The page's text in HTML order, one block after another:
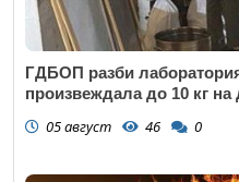
ГДБОП разби
произвеждала до 10 кг на
05 август 46 0